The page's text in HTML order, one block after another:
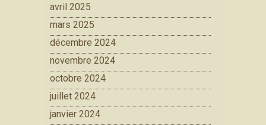
avril 2025
mars 2025
décembre 2024
novembre 2024
octobre 2024
juillet 2024
janvier 2024